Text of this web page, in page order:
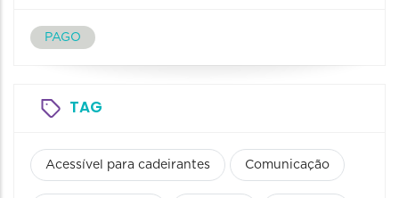
PAGO
TAG
Acessível para cadeirantes Comunicação